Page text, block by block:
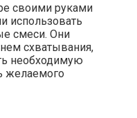
своими руками
использовать
смеси. Они
схватывания,
необходимую
желаемого